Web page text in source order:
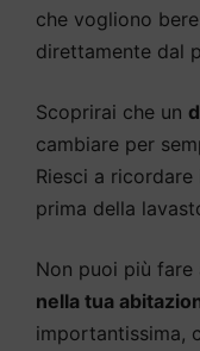
che vogliono
direttamente dal
Scoprirai che un
cambiare per
Riesci a
prima della
Non puoi più fare
nella tua
importantissima,